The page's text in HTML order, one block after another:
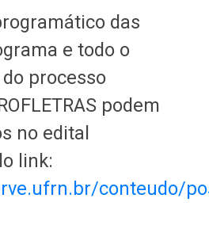
das
e todo o
processo
podem
no edital
link:
conteudo/